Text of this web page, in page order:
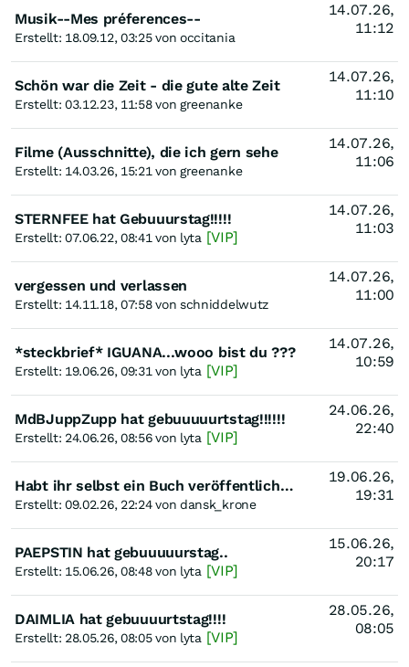
Musik--Mes préferences--
Erstellt: 18.09.12, 03:25 von occitania
14.07.26,
11:12
Schön war die Zeit - die gute alte Zeit
Erstellt: 03.12.23, 11:58 von greenanke
14.07.26,
11:10
Filme (Ausschnitte), die ich gern sehe
Erstellt: 14.03.26, 15:21 von greenanke
14.07.26,
11:06
STERNFEE hat Gebuuurstag!!!!!
Erstellt: 07.06.22, 08:41 von lyta[VIP]
14.07.26,
11:03
vergessen und verlassen
Erstellt: 14.11.18, 07:58 von schniddelwutz
14.07.26,
11:00
*steckbrief* IGUANA...wooo bist du ???
Erstellt: 19.06.26, 09:31 von lyta[VIP]
14.07.26,
10:59
MdBJuppZupp hat gebuuuuurtstag!!!!!!
Erstellt: 24.06.26, 08:56 von lyta[VIP]
24.06.26,
22:40
Habt ihr selbst ein Buch veröffentlicht, wie sind eure Erfahrungen?
Erstellt: 09.02.26, 22:24 von dansk_krone
19.06.26,
19:31
PAEPSTIN hat gebuuuuurstag..
Erstellt: 15.06.26, 08:48 von lyta[VIP]
15.06.26,
20:17
DAIMLIA hat gebuuuurtstag!!!!
Erstellt: 28.05.26, 08:05 von lyta[VIP]
28.05.26,
08:05